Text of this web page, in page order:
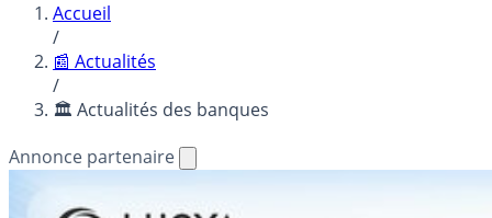
Accueil
/
📰 Actualités
/
🏛️ Actualités des banques
Annonce partenaire